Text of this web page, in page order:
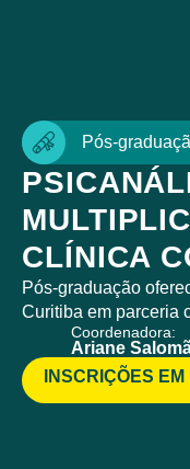
Pós-
CLÍNICA
Pós-graduação
Curitiba em parceria
Coordenadora:
Ariane
INSCRIÇÕES